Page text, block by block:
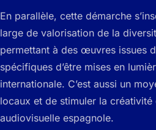
En parallèle, cette démarche
large de valorisation de la
permettant à des œuvres issues
spécifiques d’être mises en
internationale. C’est aussi un
locaux et de stimuler la créativité
audiovisuelle espagnole.